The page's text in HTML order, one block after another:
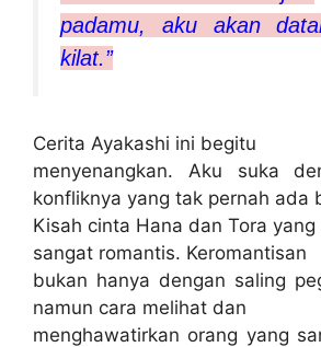
padamu, aku akan
kilat.”
Cerita Ayakashi ini begitu
menyenangkan. Aku suka
konfliknya yang tak pernah ada
Kisah cinta Hana dan Tora
sangat romantis. Keromantisan
bukan hanya dengan saling
namun cara melihat dan
menghawatirkan orang yang